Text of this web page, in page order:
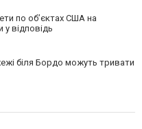
по обʼєктах США на
відповідь
біля Бордо можуть тривати